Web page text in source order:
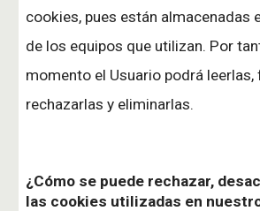
cookies, pues están almacenadas
de los equipos que utilizan. Por
momento el Usuario podrá leerlas,
rechazarlas y eliminarlas.
¿Cómo se puede rechazar,
las cookies utilizadas en